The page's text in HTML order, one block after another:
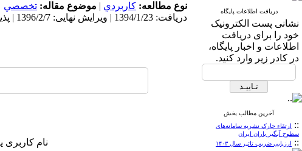
دریافت اطلاعات پایگاه
نشانی پست الکترونیک
خود را برای دریافت
اطلاعات و اخبار پایگاه،
در کادر زیر وارد کنید.
آخرین مطالب بخش
:: ارتقاء چارک نشریه سامانه‌های
سطوح آبگیر باران ایران
:: ارزیابی ضریب تاثیر سال ۱۴۰۳
نوع مطالعه: كاربردي | موضوع مقاله: تخصصي
دریافت: 1394/1/23 | ویرایش نهایی: 1396/2/7 | پذیرش: 1395/6/25 | انتشار الکترونیک: 1395/11/12
نام کاربری